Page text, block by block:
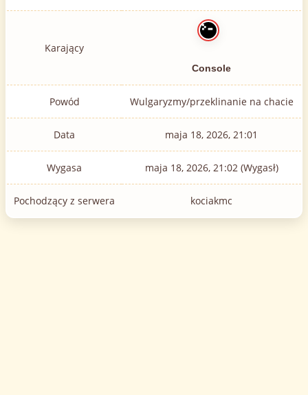
Karający
Console
Powód Wulgaryzmy/przeklinanie na chacie
Data maja 18, 2026, 21:01
Wygasa maja 18, 2026, 21:02 (Wygasł)
Pochodzący z serwera kociakmc